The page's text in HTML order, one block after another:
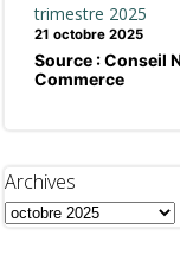
trimestre 2025
21 octobre 2025
Source : Conseil
Commerce
Archives